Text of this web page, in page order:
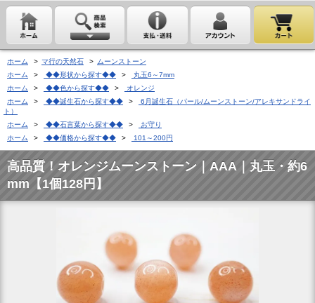
ホーム > マ行の天然石 >
ムーンストーン
ホーム
> ◆◆形状から探す◆◆ >
丸玉6～7mm
ホーム
> ◆◆色から探す◆◆ >
オレンジ
ホーム
> ◆◆誕生石から探す◆◆ >
6月誕生石（パール/ムーンストーン/アレキサンドライ
ト）
ホーム
> ◆◆石言葉から探す◆◆ >
お守り
ホーム
> ◆◆価格から探す◆◆ > 101～200円
高品質！オレンジムーンストーン｜AAA｜丸玉・約6
mm【1個128円】